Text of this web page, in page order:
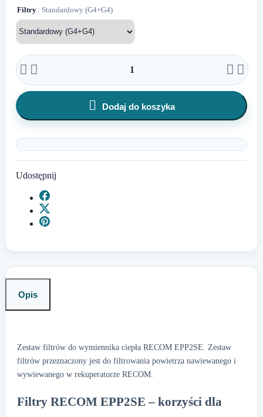
Filtry : Standardowy (G4+G4)
   
 Dodaj do koszyka
Udostępnij
Opis
Zestaw filtrów do wymiennika ciepła RECOM EPP2SE. Zestaw
filtrów przeznaczony jest do filtrowania powietrza nawiewanego i
wywiewanego w rekuperatorze RECOM.
Filtry RECOM EPP2SE – korzyści dla